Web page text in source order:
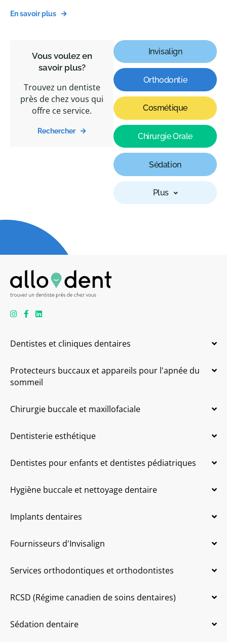
Vous voulez en
savoir plus?
Trouvez un dentiste
près de chez vous qui
offre ce service.
Rechercher
Invisalign
Orthodontie
Cosmétique
Chirurgie Orale
Sédation
Plus
En savoir plus
Dentistes et cliniques dentaires
Protecteurs buccaux et appareils pour l'apnée du
sommeil
Chirurgie buccale et maxillofaciale
Dentisterie esthétique
Dentistes pour enfants et dentistes pédiatriques
Hygiène buccale et nettoyage dentaire
Implants dentaires
Fournisseurs d'Invisalign
Services orthodontiques et orthodontistes
RCSD (Régime canadien de soins dentaires)
Sédation dentaire